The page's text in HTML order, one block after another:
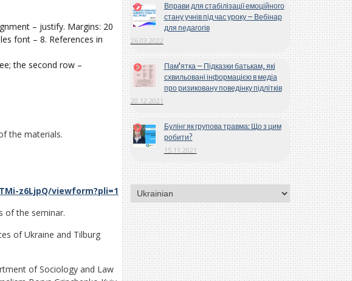
– justify. Margins: 20
font – 8. References in
the second row –
the materials.
z6LjpQ/viewform?pli=1
of the seminar.
of Ukraine and Tilburg
of Sociology and Law
Вправи для стабілізації емоційного
стану учнів під час уроку – Вебінар
для педагогів
26.03.2022
Пам’ятка – Підказки батькам, які
схвильовані інформацією в медіа
про ризиковану поведінку підлітків
20.12.2021
Булінг як групова травма: Що з цим
робити?
15.11.2021
Вибрати
мову